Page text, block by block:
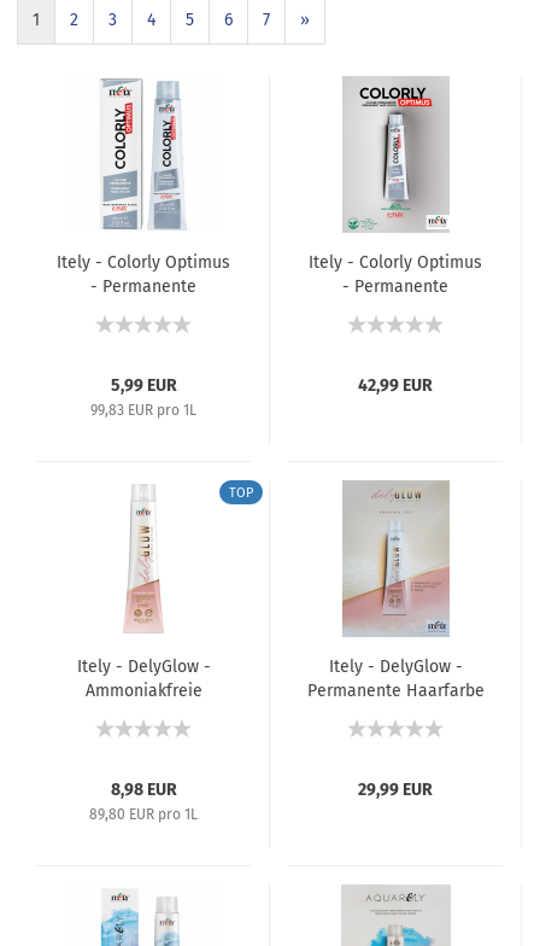
1 2 3 4 5 6 7 »
Itely - Colorly Optimus
- Permanente
5,99 EUR
99,83 EUR pro 1L
Itely - Colorly Optimus
- Permanente
42,99 EUR
TOP
Itely - DelyGlow -
Ammoniakfreie
/ Semi-Permanente
- 100 ml
8,98 EUR
89,80 EUR pro 1L
Itely - DelyGlow -
Permanente Haarfarbe
Tönung - Farbkarte
29,99 EUR